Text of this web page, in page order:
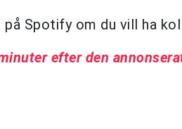
på Spotify om du vill ha
efter den